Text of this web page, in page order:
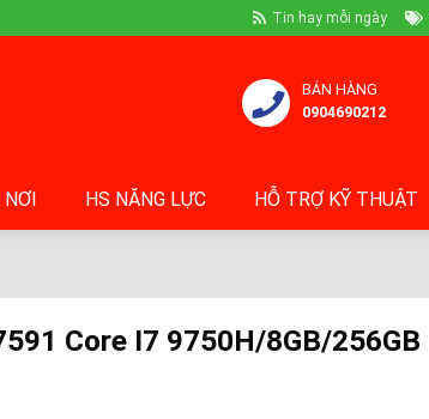
Tin hay mỗi ngày
BÁN HÀNG
0904690212
HS NĂNG LỰC HỖ TRỢ KỸ THUẬT
Core I7 9750H/8GB/256GB